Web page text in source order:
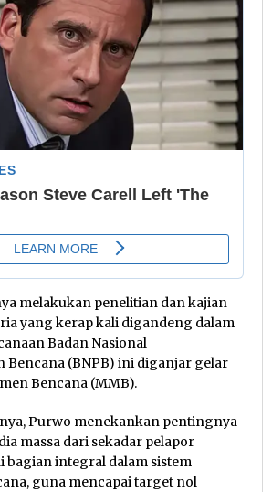
melakukan penelitian dan kajian
yang kerap kali digandeng dalam
Badan Nasional
Bencana (BNPB) ini diganjar gelar
Bencana (MMB).
Purwo menekankan pentingnya
massa dari sekadar pelapor
bagian integral dalam sistem
guna mencapai target nol